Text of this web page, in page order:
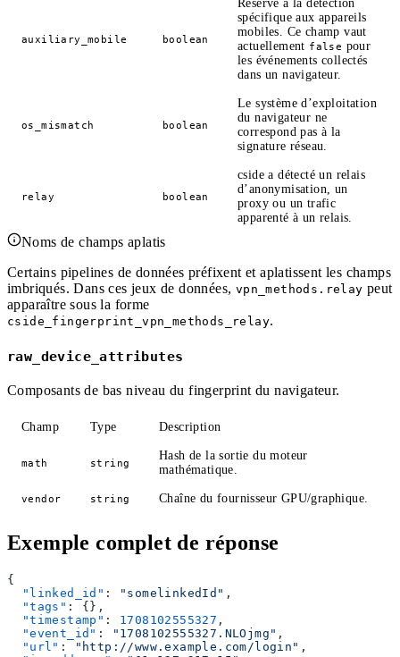
auxiliary_mobile boolean
Réservé à la détection
spécifique aux appareils
mobiles. Ce champ vaut
actuellement false pour
les événements collectés
dans un navigateur.
os_mismatch boolean
Le système d’exploitation
du navigateur ne
correspond pas à la
signature réseau.
relay boolean
cside a détecté un relais
d’anonymisation, un
proxy ou un trafic
apparenté à un relais.
Noms de champs aplatis
Certains pipelines de données préfixent et aplatissent les champs
imbriqués. Dans ces jeux de données, vpn_methods.relay peut
apparaître sous la forme
cside_fingerprint_vpn_methods_relay.
raw_device_attributes
Composants de bas niveau du fingerprint du navigateur.
Champ Type Description
math string
Hash de la sortie du moteur
mathématique.
vendor string Chaîne du fournisseur GPU/graphique.
Exemple complet de réponse
{
  "linked_id"
: "somelinkedId" ,
  "tags"
: {},
  "timestamp"
: 1708102555327 ,
  "event_id"
: "1708102555327.NLOjmg" ,
  "url"
: "http://www.example.com/login" ,